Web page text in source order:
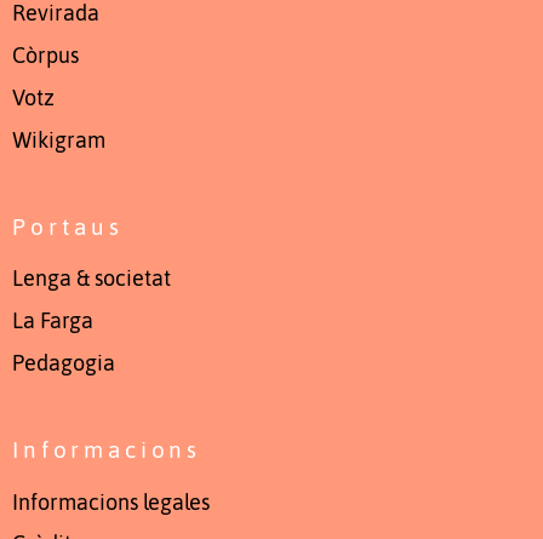
Revirada
Còrpus
Votz
Wikigram
Portaus
Lenga & societat
La Farga
Pedagogia
Informacions
Informacions legales